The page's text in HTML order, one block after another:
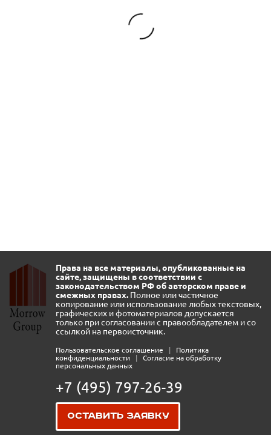
Права на все материалы, опубликованные на
сайте, защищены в соответствии с
законодательством РФ об авторском праве и
смежных правах. Полное или частичное
копирование или использование любых текстовых,
графических и фотоматериалов допускается
только при согласовании с правообладателем и со
ссылкой на первоисточник.
Пользовательское соглашение |
Политика
конфиденциальности
|
Согласие на обработку
персональных данных
+7 (495) 797-26-39
Оставить заявку